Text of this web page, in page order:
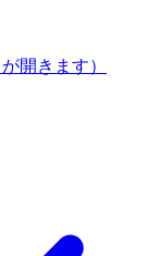
開きます）